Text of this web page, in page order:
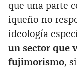
que una parte
iqueño no
ideología
un sector que
fujimorismo,